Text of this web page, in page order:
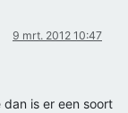
9 mrt. 2012 10:47
is er een soort